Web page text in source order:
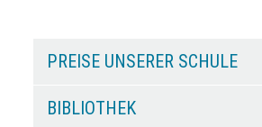
PREISE UNSERER SCHULE
BIBLIOTHEK